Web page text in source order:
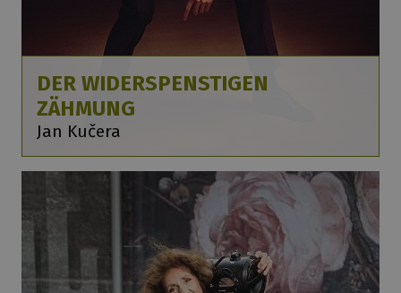
DER WIDERSPENSTIGEN
ZÄHMUNG
Jan Kučera